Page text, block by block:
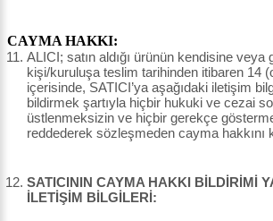
CAYMA HAKKI:
ALICI; satın aldığı ürünün kendisine
kişi/kuruluşa teslim tarihinden itibaren 14
içerisinde, SATICI’ya aşağıdaki iletişim
bildirmek şartıyla hiçbir hukuki ve cezai
üstlenmeksizin ve hiçbir gerekçe
reddederek sözleşmeden cayma hakkını
SATICININ CAYMA HAKKI BİLDİRİMİ
İLETİŞİM BİLGİLERİ: